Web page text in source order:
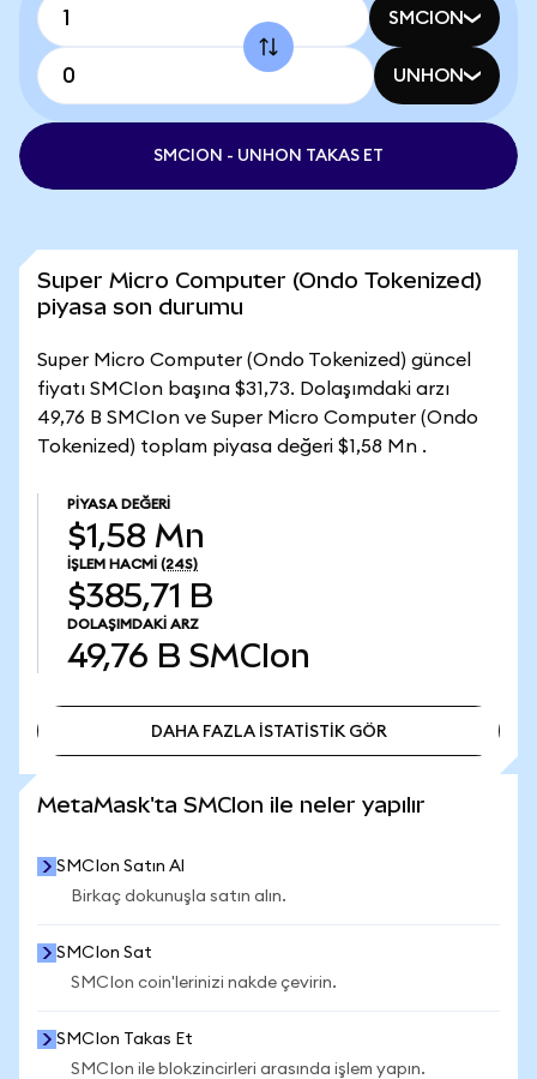
SMCION
UNHON
SMCION - UNHON TAKAS ET
Super Micro Computer (Ondo Tokenized)
piyasa son durumu
Super Micro Computer (Ondo Tokenized) güncel
fiyatı SMCIon başına $31,73. Dolaşımdaki arzı
49,76 B SMCIon ve Super Micro Computer (Ondo
Tokenized) toplam piyasa değeri $1,58 Mn .
PIYASA DEĞERI
$1,58 Mn
İŞLEM HACMI (24S)
$385,71 B
DOLAŞIMDAKI ARZ
49,76 B SMCIon
DAHA FAZLA İSTATİSTİK GÖR
MetaMask'ta SMCIon ile neler yapılır
SMCIon Satın Al
Birkaç dokunuşla satın alın.
SMCIon Sat
SMCIon coin'lerinizi nakde çevirin.
SMCIon Takas Et
SMCIon ile blokzincirleri arasında işlem yapın.